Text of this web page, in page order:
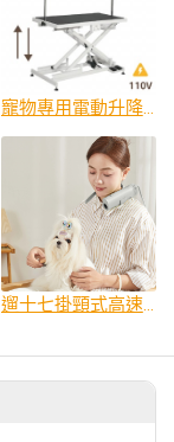
寵物專用電動升降美容桌
遛十七掛頸式高速寵物吹風機